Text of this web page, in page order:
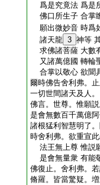
爲是究竟法 爲是
佛口所生子 合掌
願出微妙音 時爲
諸天龍 3 神等
求佛諸菩薩 大數
又諸萬億國 轉輪
合掌以敬心 欲聞
爾時佛告舍利弗。
一切世間諸天及人
佛言。世尊。惟願
是會無數百千萬億
諸根猛利智慧明了
時舍利弗。欲重宣
法王無上尊 惟説
是會無量衆 有能
佛復止。舍利弗。
脩羅。皆當驚疑。